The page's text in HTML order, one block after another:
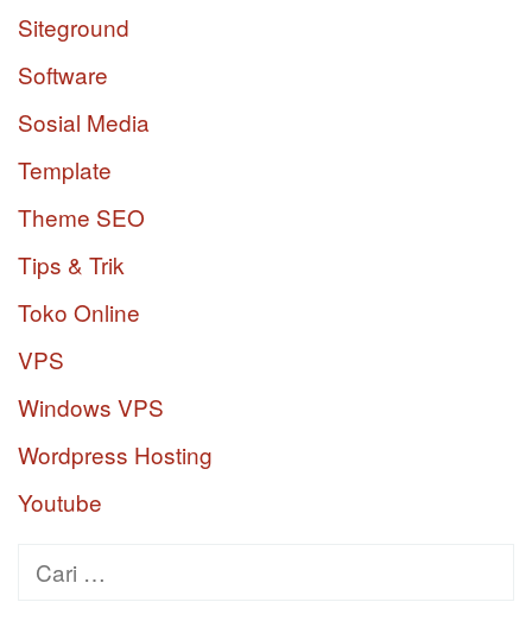
Siteground
Software
Sosial Media
Template
Theme SEO
Tips & Trik
Toko Online
VPS
Windows VPS
Wordpress Hosting
Youtube
Cari